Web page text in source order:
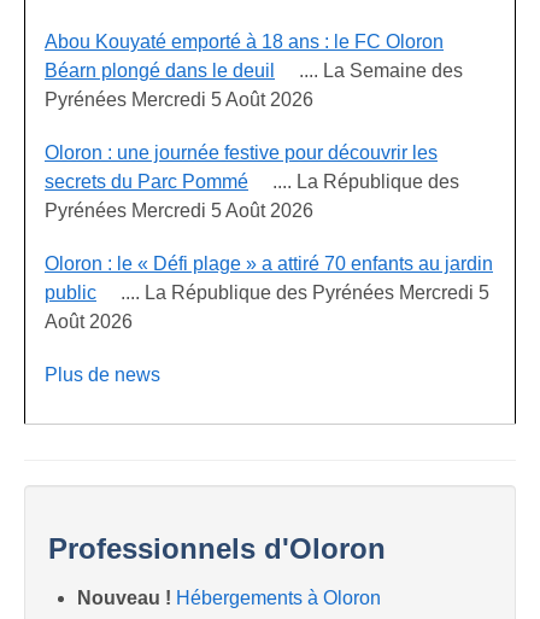
Abou Kouyaté emporté à 18 ans : le FC Oloron
Béarn plongé dans le deuil
.... La Semaine des
Pyrénées Mercredi 5 Août 2026
Oloron : une journée festive pour découvrir les
secrets du Parc Pommé .... La République des
Pyrénées Mercredi 5 Août 2026
Oloron : le « Défi plage » a attiré 70 enfants au jardin
public .... La République des Pyrénées Mercredi 5
Août 2026
Plus de news
Professionnels d'Oloron
Nouveau ! Hébergements à Oloron